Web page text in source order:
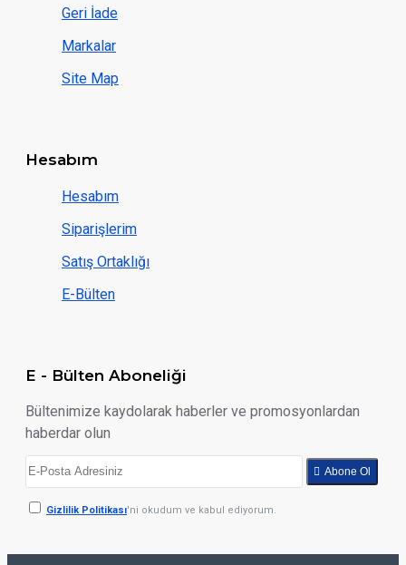
Geri İade
Markalar
Site Map
Hesabım
Hesabım
Siparişlerim
Satış Ortaklığı
E-Bülten
E - Bülten Aboneliği
Bültenimize kaydolarak haberler ve promosyonlardan
haberdar olun
Abone Ol
Gizlilik Politikası'ni okudum ve kabul ediyorum.